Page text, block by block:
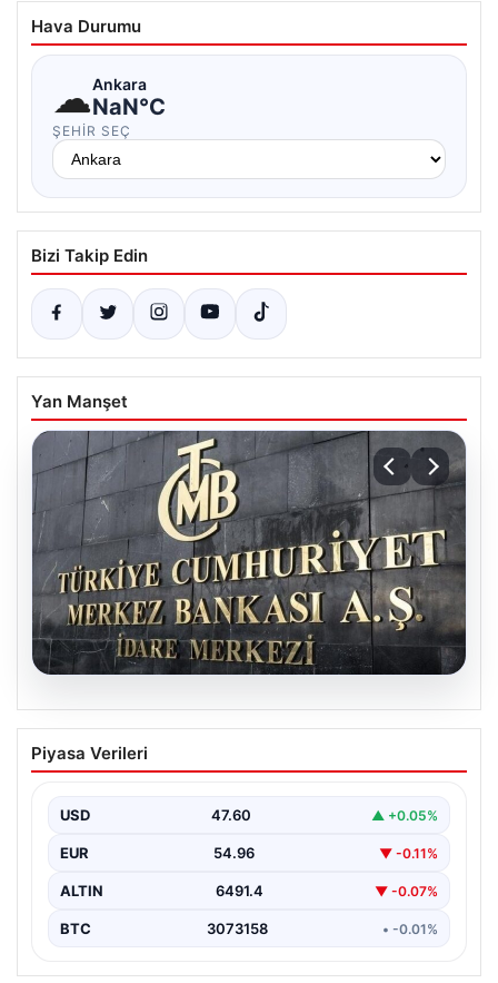
Hava Durumu
☁Ankara
NaN°C
ŞEHIR SEÇ
Bizi Takip Edin
Yan Manşet
05.08.2026
Merkez Bankası faiz kararı ne zaman?
Ekonomistlerin nisan ayı faiz beklentisi
Piyasa Verileri
USD 47.60 ▲ +0.05%
EUR 54.96 ▼ -0.11%
ALTIN 6491.4 ▼ -0.07%
BTC 3073158 • -0.01%